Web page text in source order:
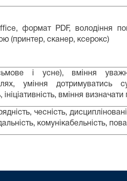
формат PDF, володіння
(принтер, сканер, ксерокс)
і усне), вміння
уміння дотримуватись
ініціативність, вміння
чесність,
комунікабельність,